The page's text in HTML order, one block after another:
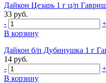
Дайкон Цезарь 1 г ц/п
33 руб.
-
+
В корзину
Дайкон б/п Дубинушка 1 г
14 руб.
-
+
В корзину